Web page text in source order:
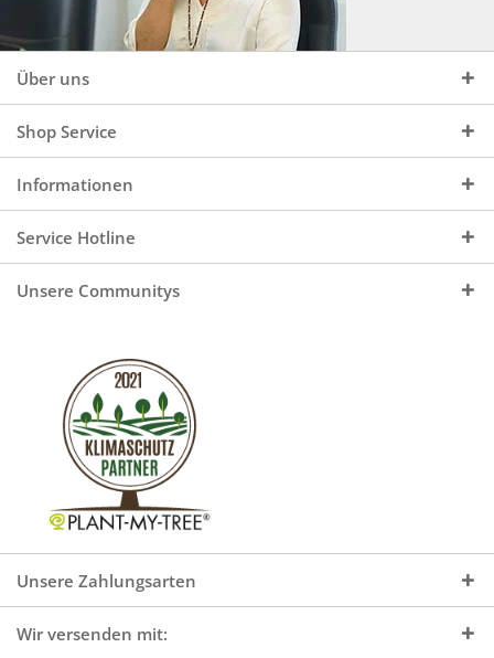
Über uns
Shop Service
Informationen
Service Hotline
Unsere Communitys
Unsere Zahlungsarten
Wir versenden mit: